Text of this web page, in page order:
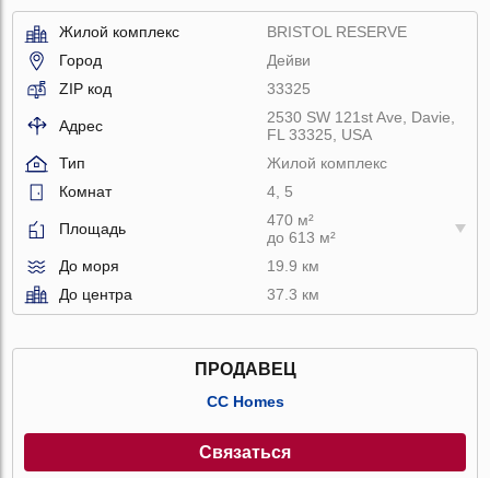
Жилой комплекс
BRISTOL RESERVE
Город
Дейви
ZIP код
33325
Адрес
2530 SW 121st Ave, Davie,
FL 33325, USA
Тип
Жилой комплекс
Комнат
4, 5
Площадь
470 м²
до 613 м²
До моря
19.9 км
До центра
37.3 км
ПРОДАВЕЦ
CC Homes
Связаться